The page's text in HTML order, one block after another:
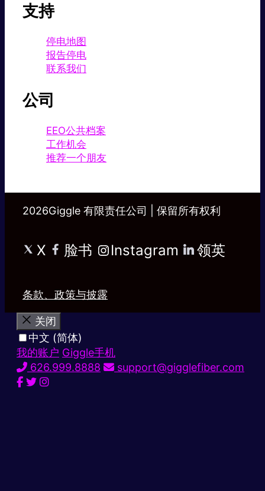
支持
停电地图
报告停电
联系我们
公司
EEO公共档案
工作机会
推荐一个朋友
2026Giggle 有限责任公司 | 保留所有权利
X 脸书 Instagram 领英
条款、政策与披露
关闭
中文 (简体)
我的账户 Giggle手机
626.999.8888
support@gigglefiber.com